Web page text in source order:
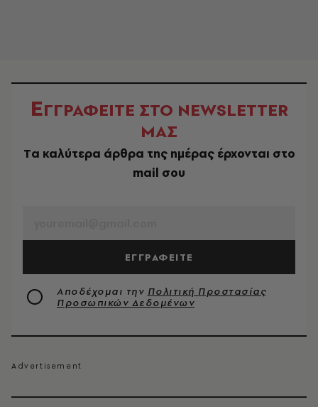
ΕΓΓΡΑΦΕΙΤΕ ΣΤΟ NEWSLETTER
ΜΑΣ
Tα καλύτερα άρθρα της ημέρας έρχονται στο
mail σου
ΕΓΓΡΑΦΕΙΤΕ
Αποδέχομαι την Πολιτική Προστασίας
Προσωπικών Δεδομένων